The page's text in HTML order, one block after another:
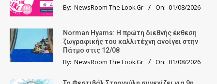
By: NewsRoom The Look.Gr On: 01/08/2026
Norman Hyams: Η πρώτη διεθνής έκθεση
ζωγραφικής του καλλιτέχνη ανοίγει στην
Πάτμο στις 12/08
By: NewsRoom The Look.Gr On: 01/08/2026